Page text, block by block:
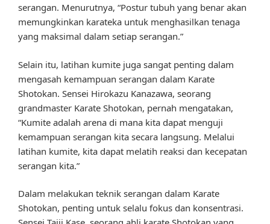
serangan. Menurutnya, “Postur tubuh yang benar akan
memungkinkan karateka untuk menghasilkan tenaga
yang maksimal dalam setiap serangan.”
Selain itu, latihan kumite juga sangat penting dalam
mengasah kemampuan serangan dalam Karate
Shotokan. Sensei Hirokazu Kanazawa, seorang
grandmaster Karate Shotokan, pernah mengatakan,
“Kumite adalah arena di mana kita dapat menguji
kemampuan serangan kita secara langsung. Melalui
latihan kumite, kita dapat melatih reaksi dan kecepatan
serangan kita.”
Dalam melakukan teknik serangan dalam Karate
Shotokan, penting untuk selalu fokus dan konsentrasi.